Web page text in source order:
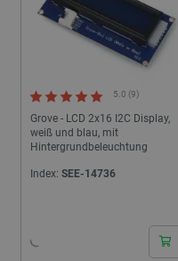
Grove - LCD 2x16 I2C Display,
weiß und blau, mit
Hintergrundbeleuchtung
5.0 (9)
Index: SEE-14736